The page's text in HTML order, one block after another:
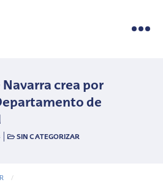
Navarra crea por
de
SIN CATEGORIZAR